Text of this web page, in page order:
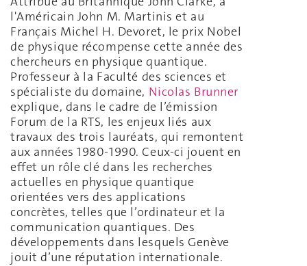
l'Américain John M. Martinis et au
Français Michel H. Devoret, le prix Nobel
de physique récompense cette année des
chercheurs en physique quantique.
Professeur à la Faculté des sciences et
spécialiste du domaine, Nicolas Brunner
explique, dans le cadre de l’émission
Forum de la RTS, les enjeux liés aux
travaux des trois lauréats, qui remontent
aux années 1980-1990. Ceux-ci jouent en
effet un rôle clé dans les recherches
actuelles en physique quantique
orientées vers des applications
concrètes, telles que l’ordinateur et la
communication quantiques. Des
développements dans lesquels Genève
jouit d’une réputation internationale.